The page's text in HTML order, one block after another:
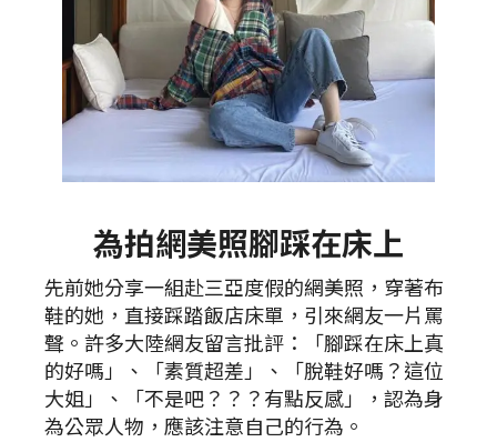
為拍網美照腳踩在床上
先前她分享一組赴三亞度假的網美照，穿著布
鞋的她，直接踩踏飯店床單，引來網友一片罵
聲。許多大陸網友留言批評：「腳踩在床上真
的好嗎」、「素質超差」、「脫鞋好嗎？這位
大姐」、「不是吧？？？有點反感」，認為身
為公眾人物，應該注意自己的行為。